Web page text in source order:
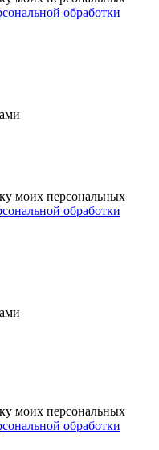
обработки
моих персональных
обработки
моих персональных
обработки